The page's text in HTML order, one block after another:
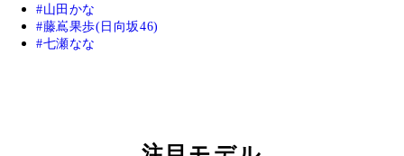
山田かな
藤嶌果歩(日向坂46)
七瀬なな